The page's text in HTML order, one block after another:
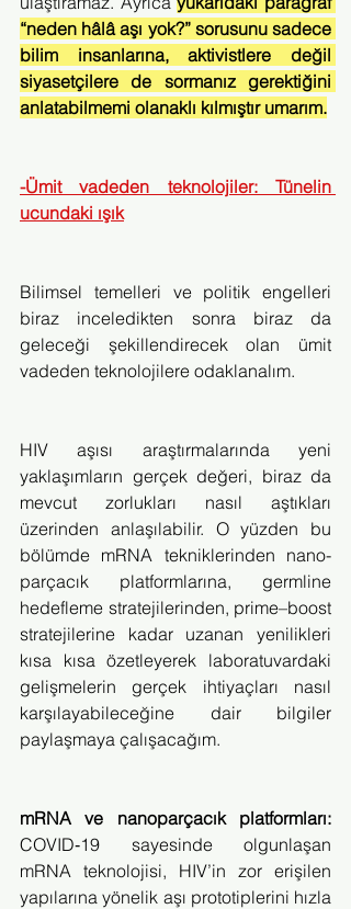
“neden hâlâ aşı yok?” sorusunu sadece
bilim insanlarına, aktivistlere değil
siyasetçilere de sormanız gerektiğini
anlatabilmemi olanaklı kılmıştır umarım.
-Ümit vadeden teknolojiler: Tünelin
ucundaki ışık
Bilimsel temelleri ve politik engelleri
biraz inceledikten sonra biraz da
geleceği şekillendirecek olan ümit
vadeden teknolojilere odaklanalım.
HIV aşısı araştırmalarında yeni
yaklaşımların gerçek değeri, biraz da
mevcut zorlukları nasıl aştıkları
üzerinden anlaşılabilir. O yüzden bu
bölümde mRNA tekniklerinden nano­
parçacık platformlarına, germline
hedefleme stratejilerinden, prime–boost
stratejilerine kadar uzanan yenilikleri
kısa kısa özetleyerek laboratuvardaki
gelişmelerin gerçek ihtiyaçları nasıl
karşılayabileceğine dair bilgiler
paylaşmaya çalışacağım.
COVID‑19 sayesinde olgunlaşan
mRNA teknolojisi, HIV’in zor erişilen
yapılarına yönelik aşı prototiplerini hızla